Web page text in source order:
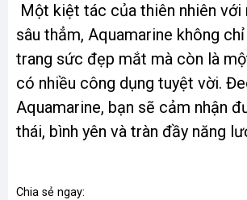
Một kiệt tác của thiên nhiên với
sâu thẳm, Aquamarine không
trang sức đẹp mắt mà còn là
có nhiều công dụng tuyệt vời.
Aquamarine, bạn sẽ cảm nhận
thái, bình yên và tràn đầy năng
Chia sẻ ngay: